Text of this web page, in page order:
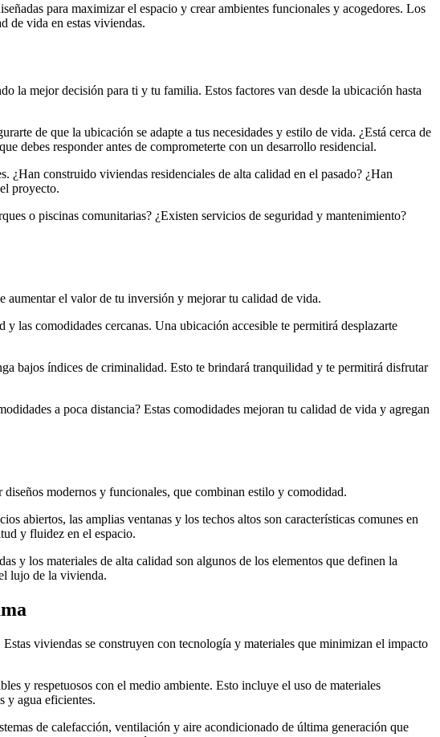
para maximizar el espacio y crear ambientes funcionales y acogedores. Los
de vida en estas viviendas.
la mejor decisión para ti y tu familia. Estos factores van desde la ubicación hasta
de que la ubicación se adapte a tus necesidades y estilo de vida. ¿Está cerca de
debes responder antes de comprometerte con un desarrollo residencial.
construido viviendas residenciales de alta calidad en el pasado? ¿Han
proyecto.
o piscinas comunitarias? ¿Existen servicios de seguridad y mantenimiento?
aumentar el valor de tu inversión y mejorar tu calidad de vida.
las comodidades cercanas. Una ubicación accesible te permitirá desplazarte
bajos índices de criminalidad. Esto te brindará tranquilidad y te permitirá disfrutar
a poca distancia? Estas comodidades mejoran tu calidad de vida y agregan
modernos y funcionales, que combinan estilo y comodidad.
abiertos, las amplias ventanas y los techos altos son características comunes en
y fluidez en el espacio.
y los materiales de alta calidad son algunos de los elementos que definen la
lujo de la vivienda.
viviendas se construyen con tecnología y materiales que minimizan el impacto
y respetuosos con el medio ambiente. Esto incluye el uso de materiales
y agua eficientes.
de calefacción, ventilación y aire acondicionado de última generación que